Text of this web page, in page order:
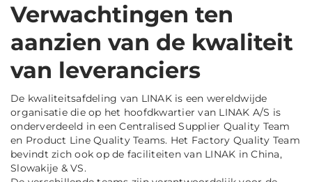
Verwachtingen ten
aanzien van de kwaliteit
van leveranciers
De kwaliteitsafdeling van LINAK is een wereldwijde
organisatie die op het hoofdkwartier van LINAK A/S is
onderverdeeld in een Centralised Supplier Quality Team
en Product Line Quality Teams. Het Factory Quality Team
bevindt zich ook op de faciliteiten van LINAK in China,
Slowakije & VS.